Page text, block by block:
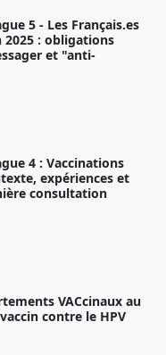
5 - Les Français.es
: obligations
et "anti-
4 : Vaccinations
expériences et
consultation
VACcinaux au
contre le HPV